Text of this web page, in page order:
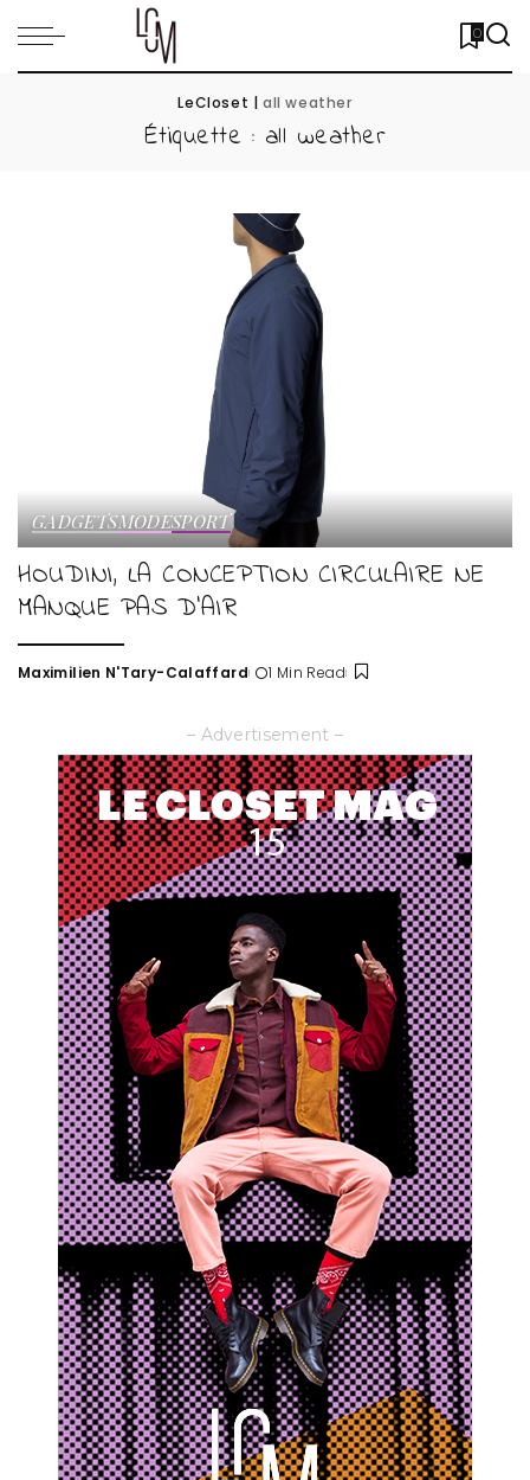
0
LeCloset | all weather
Étiquette : all weather
GADGETSMODESPORT
HOUDINI, LA CONCEPTION CIRCULAIRE NE
MANQUE PAS D’AIR
Posted
Maximilien N'Tary-Calaffard 1 Min Read
– Advertisement –